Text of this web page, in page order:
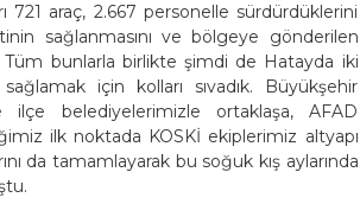
araç, 2.667 personelle sürdürdüklerini
sağlanmasını ve bölgeye gönderilen
bunlarla birlikte şimdi de Hatayda iki
için kolları sıvadık. Büyükşehir
ilçe belediyelerimizle ortaklaşa, AFAD
ilk noktada KOSKİ ekiplerimiz altyapı
da tamamlayarak bu soğuk kış aylarında